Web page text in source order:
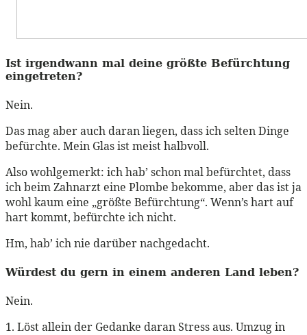
Ist irgendwann mal deine größte Befürchtung
eingetreten?
Nein.
Das mag aber auch daran liegen, dass ich selten Dinge
befürchte. Mein Glas ist meist halbvoll.
Also wohlgemerkt: ich hab’ schon mal befürchtet, dass
ich beim Zahnarzt eine Plombe bekomme, aber das ist ja
wohl kaum eine „größte Befürchtung“. Wenn’s hart auf
hart kommt, befürchte ich nicht.
Hm, hab’ ich nie darüber nachgedacht.
Würdest du gern in einem anderen Land leben?
Nein.
1. Löst allein der Gedanke daran Stress aus. Umzug in